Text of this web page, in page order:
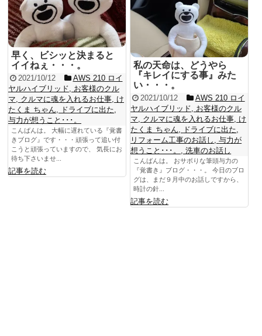
早く、ビシッと決まると
イイねぇ・・・。
2021/10/12
AWS 210 ロイ
ヤルハイブリッド
お客様のクル
マ
クルマに魂を入れるお仕事 け
たくま ちゃん
ドライブに出た
与力が想うこと･･･。
こんばんは。 大幅に遅れている『覚書
きブログ』です・・・頑張って追い付
こうと頑張っていますので、 気長にお
待ち下さいませ...
記事を読む
私の天命は、どうやら
『キレイにする事』みた
い・・・。
2021/10/12
AWS 210 ロイ
ヤルハイブリッド
お客様のクル
マ
クルマに魂を入れるお仕事 け
たくま ちゃん
ドライブに出た
リフォーム工事のお話し
,与力が
想うこと･･･。
,洗車のお話し
こんばんは。 おサボりな筆頭与力の
『覚書き』ブログ・・・。 今日のブロ
グは、まだ９月中のお話しですから、
時計の針...
記事を読む